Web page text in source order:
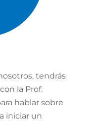
tendrás
la Prof.
hablar sobre
iniciar un